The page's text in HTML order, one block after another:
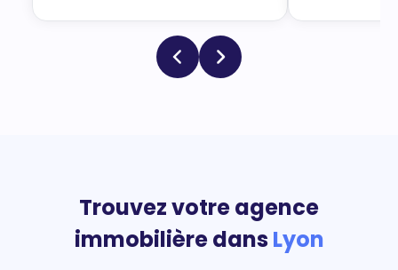
Trouvez votre agence
immobilière dansLyon